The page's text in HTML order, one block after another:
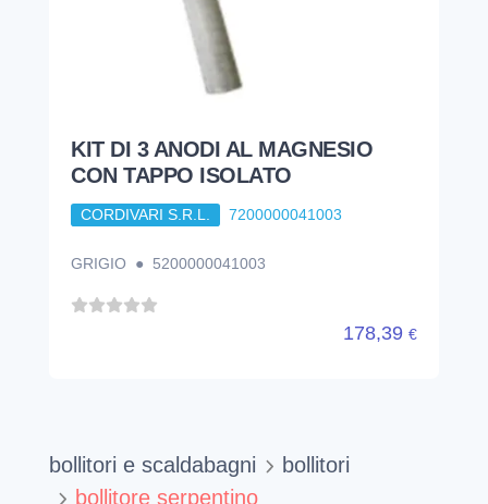
KIT DI 3 ANODI AL MAGNESIO
CON TAPPO ISOLATO
CORDIVARI S.R.L. 7200000041003
GRIGIO ● 5200000041003
178,39 €
bollitori e scaldabagni
bollitori
bollitore serpentino